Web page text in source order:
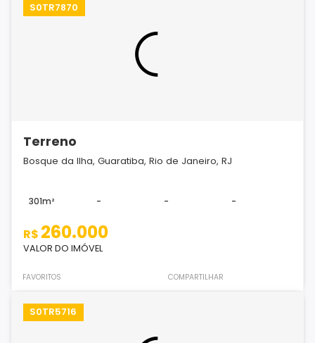
S0TR7870
Terreno
Bosque da Ilha, Guaratiba, Rio de Janeiro, RJ
301m² - - -
R$ 260.000
VALOR DO IMÓVEL
FAVORITOS COMPARTILHAR
S0TR5716